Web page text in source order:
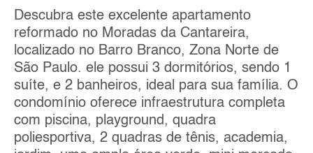
Descubra este excelente apartamento
reformado no Moradas da Cantareira,
localizado no Barro Branco, Zona Norte de
São Paulo. ele possui 3 dormitórios, sendo 1
suíte, e 2 banheiros, ideal para sua família. O
condomínio oferece infraestrutura completa
com piscina, playground, quadra
poliesportiva, 2 quadras de tênis, academia,